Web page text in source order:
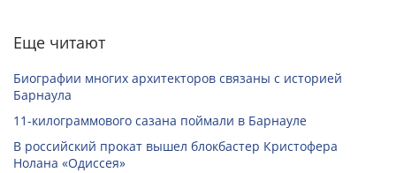
Еще читают
Биографии многих архитекторов связаны с историей
Барнаула
11-килограммового сазана поймали в Барнауле
В российский прокат вышел блокбастер Кристофера
Нолана «Одиссея»